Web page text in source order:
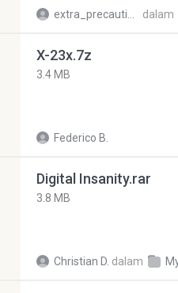
dalam
X-23x.7z
3.4 MB
Federico B.
Digital Insanity.rar
3.8 MB
Christian D. dalam